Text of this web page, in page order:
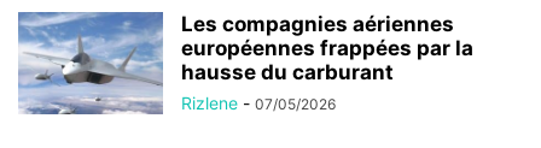
Les compagnies aériennes
européennes frappées par la
hausse du carburant
Rizlene - 07/05/2026